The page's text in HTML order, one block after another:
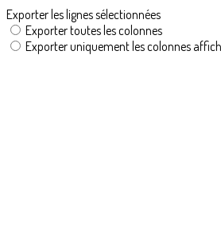
Exporter les lignes sélectionnées
Exporter toutes les colonnes
Exporter uniquement les colonnes